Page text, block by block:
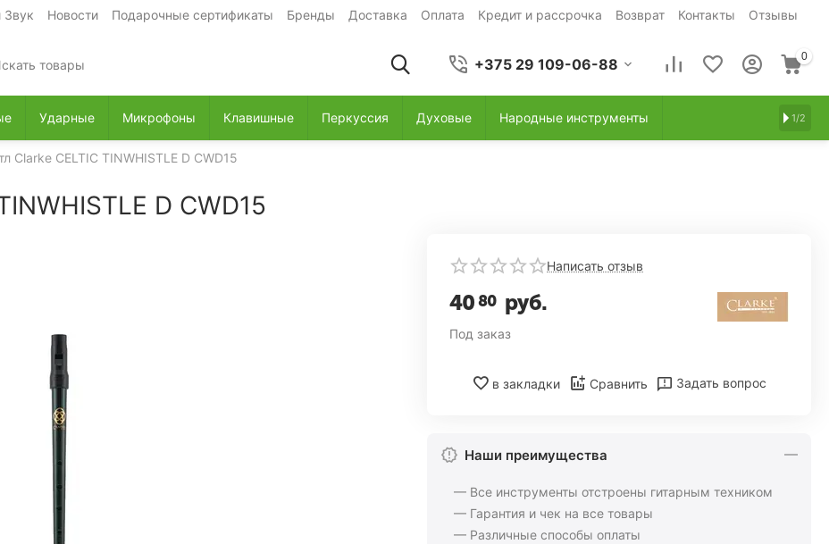
Новости Подарочные сертификаты Бренды Доставка Оплата Кредит и рассрочка Возврат Контакты Отзывы
+375 29 109-06-88 0
Ударные Микрофоны Клавишные Перкуссия Духовые Народные инструменты 1/2
Clarke CELTIC TINWHISTLE D CWD15
D CWD15
Написать отзыв
4080 руб.
Под заказ
в закладки Сравнить Задать вопрос
Наши преимущества
— Все инструменты отстроены гитарным техником
— Гарантия и чек на все товары
— Различные способы оплаты